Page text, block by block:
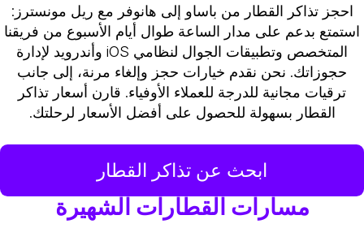
احجز تذاكر القطار من باساو إلى هانوفر مع ريل مونسترز:
استمتع بدعم على مدار الساعة طوال أيام الأسبوع من فريقنا
المتخصص وتطبيقات الجوال لنظامي iOS وأندرويد لإدارة
حجوزاتك. نحن نقدم خيارات حجز وإلغاء مرنة، إلى جانب
ترقيات مجانية للدرجة للعملاء الأوفياء. قارن أسعار تذاكر
القطار بسهولة للحصول على أفضل الأسعار لرحلتك.
ابحث عن تذاكر القطار
مسارات القطارات الشهيرة